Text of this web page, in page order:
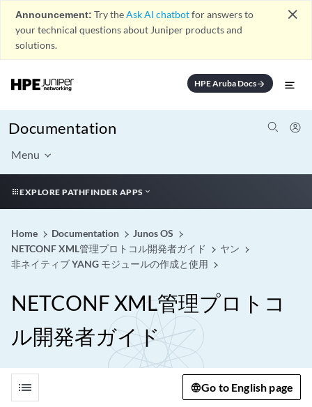
Announcement: Try theAsk AI chatbotfor answers to
your technical questions about Juniper products and
solutions.
close
HPE Aruba Docsarrow_forward
Documentation
Menu
EXPLORE PATHFINDER APPS
Home Documentation
Junos OS
NETCONF XML管理プロトコル開発者ガイド
ヤン
非ネイティブ YANG モジュールの作成と使用
NETCONF XML管理プロトコ
ル開発者ガイド
list Go to English page